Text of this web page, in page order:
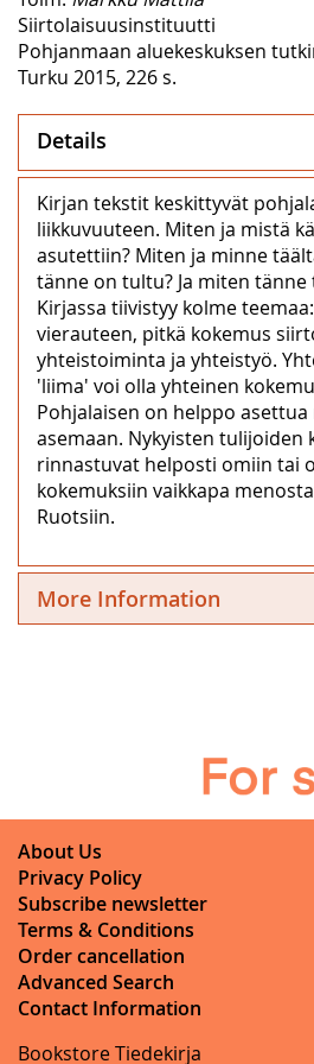
Siirtolaisuusinstituutti
Pohjanmaan aluekeskuksen
Turku 2015, 226 s.
Details
Kirjan tekstit keskittyvät
liikkuvuuteen. Miten ja mistä
asutettiin? Miten ja minne
tänne on tultu? Ja miten
Kirjassa tiivistyy kolme
vierauteen, pitkä kokemus
yhteistoiminta ja yhteistyö.
'liima' voi olla yhteinen
Pohjalaisen on helppo
asemaan. Nykyisten tulijoiden
rinnastuvat helposti omiin tai
kokemuksiin vaikkapa
Ruotsiin.
More Information
About Us
Privacy Policy
Subscribe newsletter
Terms & Conditions
Order cancellation
Advanced Search
Contact Information
Bookstore Tiedekirja